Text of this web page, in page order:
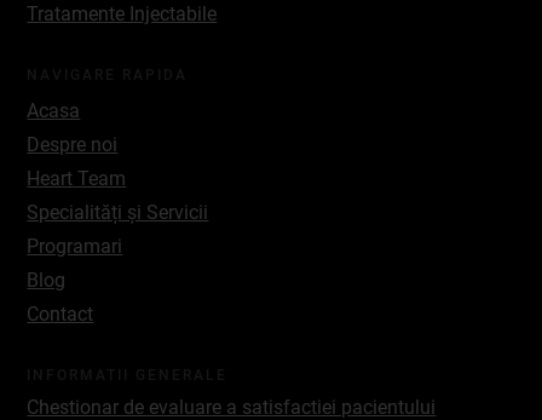
Tratamente Injectabile
Acasa
Despre noi
Heart Team
Specialități și Servicii
Programari
Blog
Contact
Chestionar de evaluare a satisfactiei pacientului